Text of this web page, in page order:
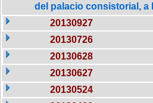
del palacio consistorial, a
20130927
20130726
20130628
20130627
20130524